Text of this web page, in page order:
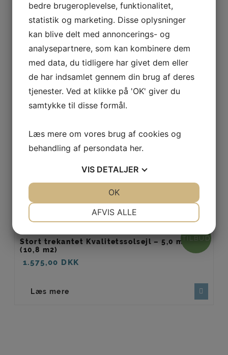
Læs mere
Rektangulært Kvalitetssolsejl – 3×5 meter
Læs mere
3.500,00 DKK
Læs mere
TILBUD
Stort trekantet Kvalitetssolsejl – 5,0 meter
(10,8 m2)
1.575,00 DKK
Læs mere
bedre brugeroplevelse, funktionalitet,
statistik og marketing. Disse oplysninger
kan blive delt med annoncerings- og
analysepartnere, som kan kombinere dem
med data, du tidligere har givet dem eller
de har indsamlet gennem din brug af deres
tjenester. Ved at klikke på 'OK' giver du
samtykke til disse formål.
Læs mere om vores brug af cookies og
behandling af persondata her.
VIS DETALJER
MARKETING STATISTIK
AFVIS ALLE
OK